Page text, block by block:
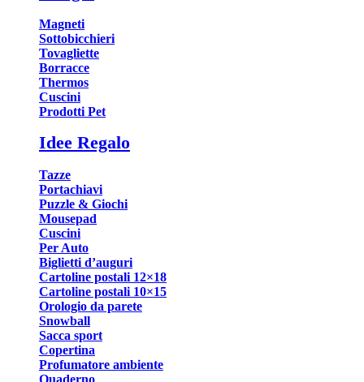
Magneti
Sottobicchieri
Tovagliette
Borracce
Thermos
Cuscini
Prodotti Pet
Idee Regalo
Tazze
Portachiavi
Puzzle & Giochi
Mousepad
Cuscini
Per Auto
Biglietti d’auguri
Cartoline postali 12×18
Cartoline postali 10×15
Orologio da parete
Snowball
Sacca sport
Copertina
Profumatore ambiente
Quaderno